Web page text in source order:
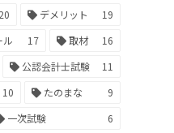
20 デメリット
19
ル 17 取材
16
公認会計士試験
11
10 たのまな
9
一次試験
6